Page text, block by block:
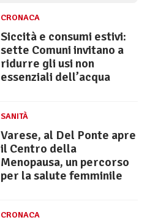
CRONACA
Siccità e consumi estivi:
sette Comuni invitano a
ridurre gli usi non
essenziali dell’acqua
SANITÀ
Varese, al Del Ponte apre
il Centro della
Menopausa, un percorso
per la salute femminile
CRONACA